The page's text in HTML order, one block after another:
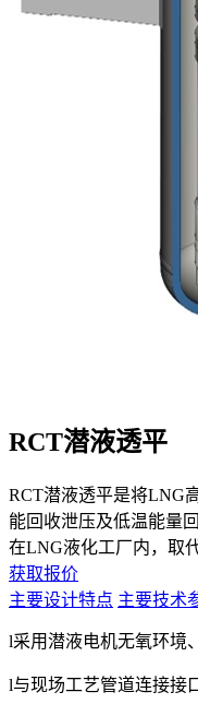
RCT潜液透平
RCT潜液透平是将LNG
能回收泄压及低温能量回
在LNG液化工厂内，取
获取报价
主要设计特点 主要技术
l采用潜液电机无氧环境
l与现场工艺管道连接接